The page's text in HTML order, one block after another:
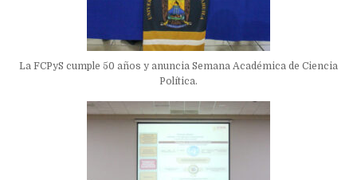
La FCPyS cumple 50 años y anuncia Semana Académica de Ciencia
Política.